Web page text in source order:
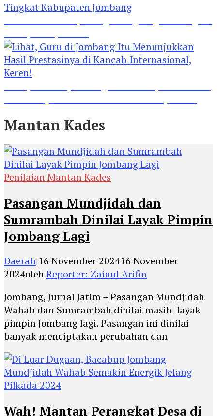
Mantan Kades
Penilaian Mantan Kades
Pasangan Mundjidah dan
Sumrambah Dinilai Layak Pimpin
Jombang Lagi
Daerah|16 November 202416 November
2024olehReporter: Zainul Arifin
Jombang, Jurnal Jatim – Pasangan Mundjidah
Wahab dan Sumrambah dinilai masih layak
pimpin Jombang lagi. Pasangan ini dinilai
banyak menciptakan perubahan dan
Wah! Mantan Perangkat Desa di